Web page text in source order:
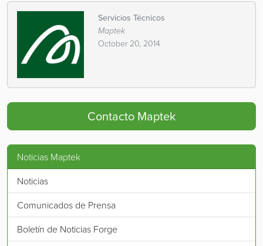
Servicios Técnicos
Maptek
October 20, 2014
Contacto Maptek
Noticias Maptek
Noticias
Comunicados de Prensa
Boletín de Noticias Forge